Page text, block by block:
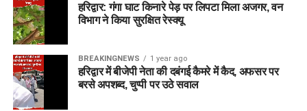
हरिद्वार: गंगा घाट किनारे पेड़ पर लिपटा मिला अजगर, वन
विभाग ने किया सुरक्षित रेस्क्यू
BREAKINGNEWS 1 year ago
हरिद्वार में बीजेपी नेता की दबंगई कैमरे में कैद, अफसर पर
बरसे अपशब्द, चुप्पी पर उठे सवाल